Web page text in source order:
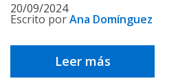
20/09/2024
Escrito porAna Domínguez
Leer más